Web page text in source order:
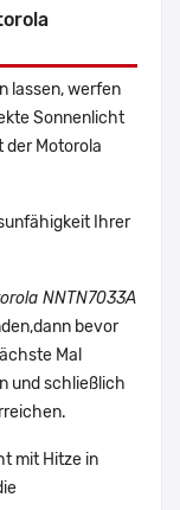
lassen, werfen
Sonnenlicht
der Motorola
Ihrer
NNTN7033A
bevor
Mal
und schließlich
mit Hitze in